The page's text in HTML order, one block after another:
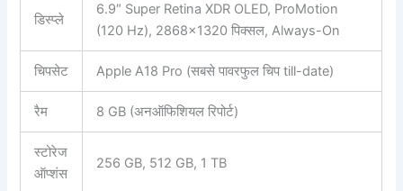
डिस्प्ले
6.9″ Super Retina XDR OLED, ProMotion
(120 Hz), 2868×1320 पिक्सल, Always-On
चिपसेट Apple A18 Pro (सबसे पावरफुल चिप till-date)
रैम 8 GB (अनऑफिशियल रिपोर्ट)
स्टोरेज
ऑप्शंस
256 GB, 512 GB, 1 TB